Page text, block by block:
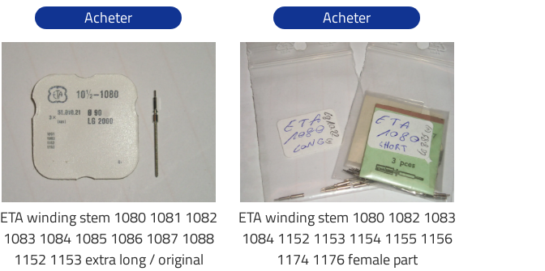
Acheter
Acheter
ETA winding stem 1080 1081 1082
1083 1084 1085 1086 1087 1088
1152 1153 extra long / original
ETA winding stem 1080 1082 1083
1084 1152 1153 1154 1155 1156
1174 1176 female part